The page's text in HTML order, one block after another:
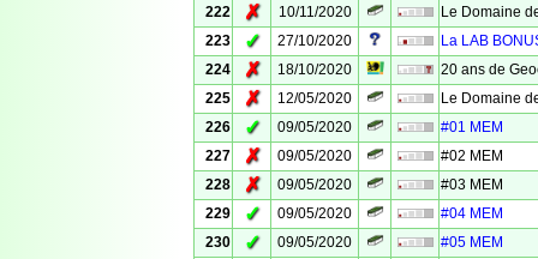
222
✗ 10/11/2020
Le Domaine
223
✓ 27/10/2020
La LAB
224
✗ 18/10/2020
20 ans de
225
✗ 12/05/2020
Le Domaine
226
✓ 09/05/2020
#01 MEM
227
✗ 09/05/2020
#02 MEM
228
✗ 09/05/2020
#03 MEM
229
✓ 09/05/2020
#04 MEM
230
✓ 09/05/2020
#05 MEM